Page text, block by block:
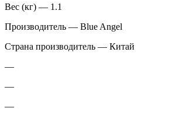
Вес (кг) — 1.1
Производитель — Blue Angel
Страна производитель — Китай
—
—
—